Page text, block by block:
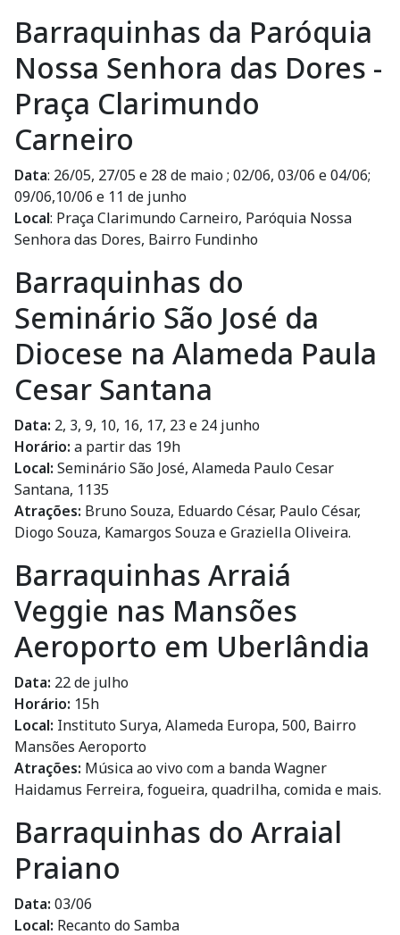
Barraquinhas da Paróquia
Nossa Senhora das Dores -
Praça Clarimundo
Carneiro
Data: 26/05, 27/05 e 28 de maio ; 02/06, 03/06 e 04/06;
09/06,10/06 e 11 de junho
Local: Praça Clarimundo Carneiro, Paróquia Nossa
Senhora das Dores, Bairro Fundinho
Barraquinhas do
Seminário São José da
Diocese na Alameda Paula
Cesar Santana
Data: 2, 3, 9, 10, 16, 17, 23 e 24 junho
Horário: a partir das 19h
Local: Seminário São José, Alameda Paulo Cesar
Santana, 1135
Atrações: Bruno Souza, Eduardo César, Paulo César,
Diogo Souza, Kamargos Souza e Graziella Oliveira.
Barraquinhas Arraiá
Veggie nas Mansões
Aeroporto em Uberlândia
Data: 22 de julho
Horário: 15h
Local: Instituto Surya, Alameda Europa, 500, Bairro
Mansões Aeroporto
Atrações: Música ao vivo com a banda Wagner
Haidamus Ferreira, fogueira, quadrilha, comida e mais.
Barraquinhas do Arraial
Praiano
Data: 03/06
Local: Recanto do Samba